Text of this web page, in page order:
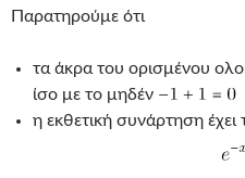
Παρατηρούμε ότι
τα άκρα του ορισμένου
ίσο με το μηδέν
η εκθετική συνάρτηση έχει